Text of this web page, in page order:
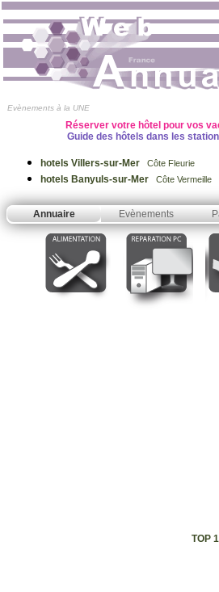
Evènements à la UNE
Réserver votre hôtel pour vos
Guide des hôtels dans les
hotels Villers-sur-Mer Côte Fleurie
hotels Banyuls-sur-Mer Côte Vermeille
Annuaire Evènements
TOP